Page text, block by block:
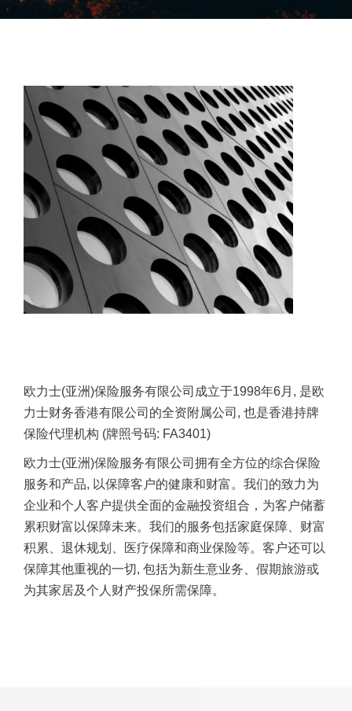
欧力士(亚洲)保险服务有限公司成立于1998年6月 , 是欧
力士财务香港有限公司的全资附属公司 , 也是香港持牌
保险代理机构 (牌照号码: FA3401)
欧力士(亚洲)保险服务有限公司拥有全方位的综合保险
服务和产品, 以保障客户的健康和财富。我们的致力为
企业和个人客户提供全面的金融投资组合，为客户储蓄
累积财富以保障未来。我们的服务包括家庭保障、财富
积累、退休规划、医疗保障和商业保险等。客户还可以
保障其他重视的一切, 包括为新生意业务、假期旅游或
为其家居及个人财产投保所需保障。